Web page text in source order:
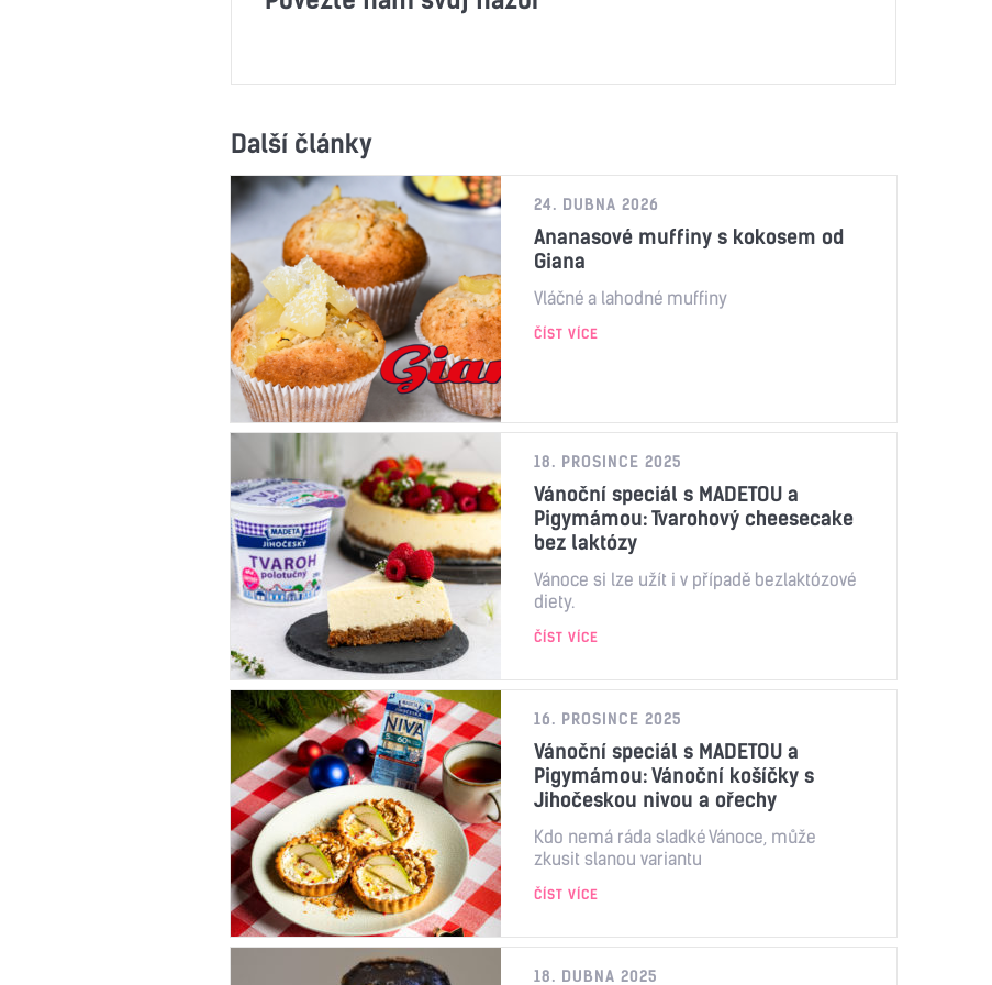
Další články
24. DUBNA 2026
Ananasové muffiny s kokosem od
Giana
Vláčné a lahodné muffiny
ČÍST VÍCE
18. PROSINCE 2025
Vánoční speciál s MADETOU a
Pigymámou: Tvarohový cheesecake
bez laktózy
Vánoce si lze užít i v případě bezlaktózové
diety.
ČÍST VÍCE
16. PROSINCE 2025
Vánoční speciál s MADETOU a
Pigymámou: Vánoční košíčky s
Jihočeskou nivou a ořechy
Kdo nemá ráda sladké Vánoce, může
zkusit slanou variantu
ČÍST VÍCE
18. DUBNA 2025